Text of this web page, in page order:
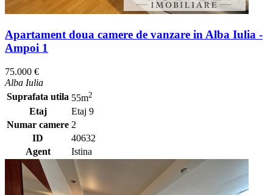
Apartament doua camere de vanzare in Alba Iulia -
Ampoi 1
75.000 €
Alba Iulia
Suprafata utila 55m2
Etaj
Etaj 9
Numar camere 2
ID
40632
Agent
Istina